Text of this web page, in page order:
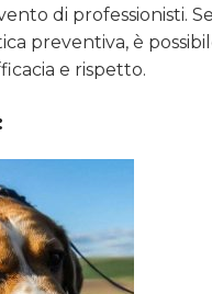
di professionisti.
preventiva, è
e rispetto.